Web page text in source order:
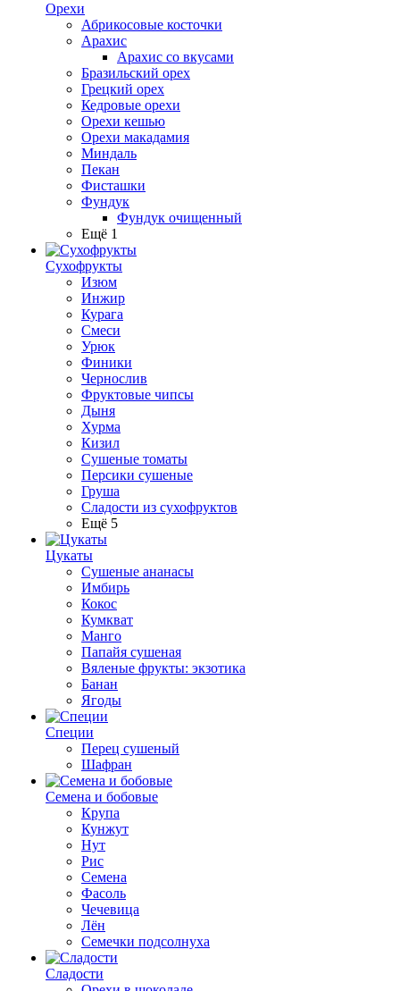
Орехи
Абрикосовые косточки
Арахис
Арахис со вкусами
Бразильский орех
Грецкий орех
Кедровые орехи
Орехи кешью
Орехи макадамия
Миндаль
Пекан
Фисташки
Фундук
Фундук очищенный
Ещё 1
Сухофрукты
Изюм
Инжир
Курага
Смеси
Урюк
Финики
Чернослив
Фруктовые чипсы
Дыня
Хурма
Кизил
Сушеные томаты
Персики сушеные
Груша
Сладости из сухофруктов
Ещё 5
Цукаты
Cушеные ананасы
Имбирь
Кокос
Кумкват
Манго
Папайя сушеная
Вяленые фрукты: экзотика
Банан
Ягоды
Специи
Перец сушеный
Шафран
Семена и бобовые
Крупа
Кунжут
Нут
Рис
Семена
Фасоль
Чечевица
Лён
Семечки подсолнуха
Сладости